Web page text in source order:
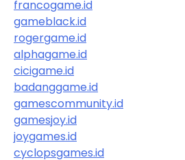
francogame.id
gameblack.id
rogergame.id
alphagame.id
cicigame.id
badanggame.id
gamescommunity.id
gamesjoy.id
joygames.id
cyclopsgames.id